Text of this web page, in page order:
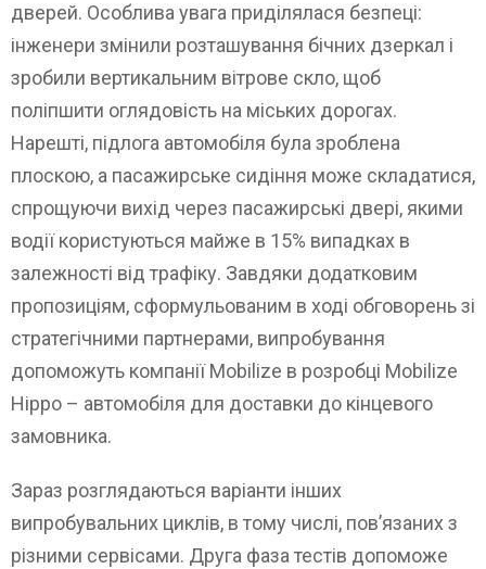
дверей. Особлива увага приділялася безпеці:
інженери змінили розташування бічних дзеркал і
зробили вертикальним вітрове скло, щоб
поліпшити оглядовість на міських дорогах.
Нарешті, підлога автомобіля була зроблена
плоскою, а пасажирське сидіння може складатися,
спрощуючи вихід через пасажирські двері, якими
водії користуються майже в 15% випадках в
залежності від трафіку. Завдяки додатковим
пропозиціям, сформульованим в ході обговорень зі
стратегічними партнерами, випробування
допоможуть компанії Mobilize в розробці Mobilize
Hippo – автомобіля для доставки до кінцевого
замовника.
Зараз розглядаються варіанти інших
випробувальних циклів, в тому числі, пов’язаних з
різними сервісами. Друга фаза тестів допоможе